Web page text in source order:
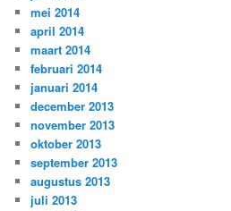
mei 2014
april 2014
maart 2014
februari 2014
januari 2014
december 2013
november 2013
oktober 2013
september 2013
augustus 2013
juli 2013